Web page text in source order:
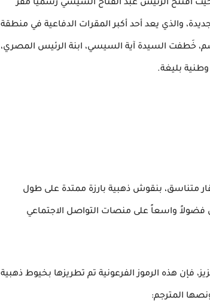
افتتح الرئيس عبد الفتاح السيسي رسمياً مقر
والذي يعد أحد أكبر المقرات الدفاعية في منطقة
خَطفت السيدة آية السيسي، ابنة الرئيس المصري،
بليغة.
متناسق، بنقوش ذهبية بارزة ممتدة على طول
فضولاً واسعاً على منصات التواصل الاجتماعي
فإن هذه الرموز الفرعونية تم تطريزها بخيوط ذهبية
المترجم: